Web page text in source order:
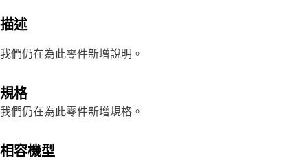
描述
我們仍在為此零件新增說明。
規格
我們仍在為此零件新增規格。
相容機型